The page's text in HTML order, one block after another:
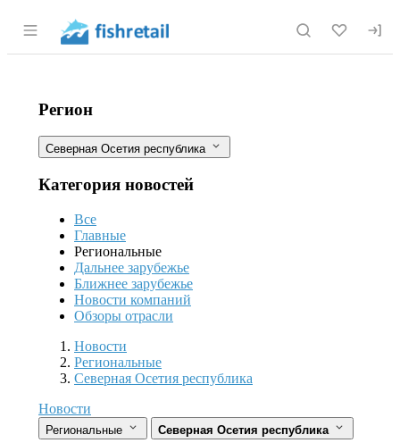
Раздел навигации по сайту fishretail.ru
Форелекрадов из Северной Осетии
Фильтры
Регион
Северная Осетия республика
Категория новостей
Все
Главные
Региональные
Дальнее зарубежье
Ближнее зарубежье
Новости компаний
Обзоры отрасли
Новости
Разделы
Новости
Региональные
Северная Осетия республика
Новости
Региональные Северная Осетия республика